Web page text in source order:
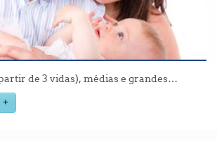
de 3 vidas), médias e grandes…